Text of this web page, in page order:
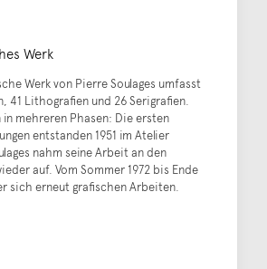
Werk
Werk von Pierre Soulages umfasst
41 Lithografien und 26 Serigrafien.
mehreren Phasen: Die ersten
entstanden 1951 im Atelier
nahm seine Arbeit an den
auf. Vom Sommer 1972 bis Ende
sich erneut grafischen Arbeiten.